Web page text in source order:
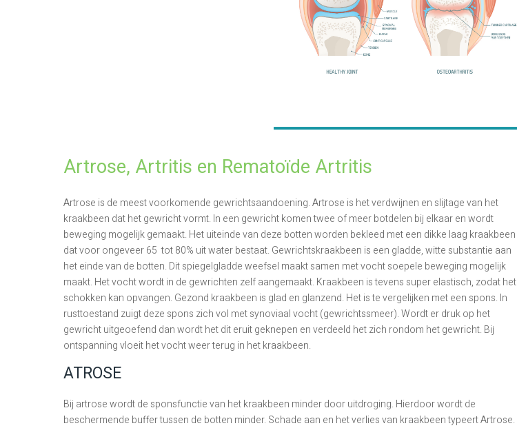
Artrose, Artritis en Rematoïde Artritis
Artrose is de meest voorkomende gewrichtsaandoening. Artrose is het verdwijnen en slijtage van het
kraakbeen dat het gewricht vormt. In een gewricht komen twee of meer botdelen bij elkaar en wordt
beweging mogelijk gemaakt. Het uiteinde van deze botten worden bekleed met een dikke laag kraakbeen
dat voor ongeveer 65 tot 80% uit water bestaat. Gewrichtskraakbeen is een gladde, witte substantie aan
het einde van de botten. Dit spiegelgladde weefsel maakt samen met vocht soepele beweging mogelijk
maakt. Het vocht wordt in de gewrichten zelf aangemaakt. Kraakbeen is tevens super elastisch, zodat het
schokken kan opvangen. Gezond kraakbeen is glad en glanzend. Het is te vergelijken met een spons. In
rusttoestand zuigt deze spons zich vol met synoviaal vocht (gewrichtssmeer). Wordt er druk op het
gewricht uitgeoefend dan wordt het dit eruit geknepen en verdeeld het zich rondom het gewricht. Bij
ontspanning vloeit het vocht weer terug in het kraakbeen.
ATROSE
Bij artrose wordt de sponsfunctie van het kraakbeen minder door uitdroging. Hierdoor wordt de
beschermende buffer tussen de botten minder. Schade aan en het verlies van kraakbeen typeert Artrose.